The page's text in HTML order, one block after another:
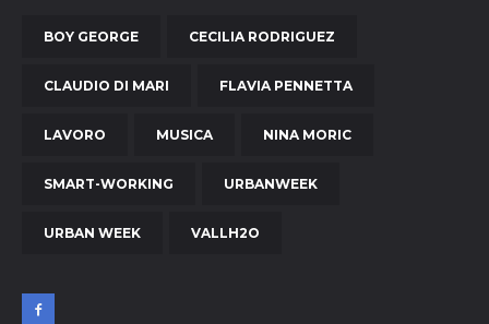
BOY GEORGE CECILIA RODRIGUEZ
CLAUDIO DI MARI FLAVIA PENNETTA
LAVORO MUSICA NINA MORIC
SMART-WORKING URBANWEEK
URBAN WEEK VALLH2O